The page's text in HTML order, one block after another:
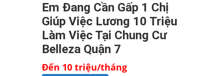
Em Đang Cần Gấp 1 Chị
Giúp Việc Lương 10 Triệu
Làm Việc Tại Chung Cư
Belleza Quận 7
Đến 10 triệu/tháng